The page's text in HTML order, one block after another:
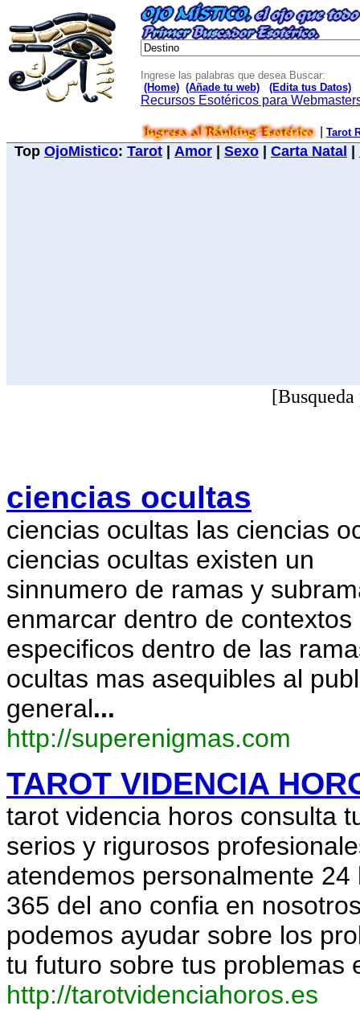
Ingrese las palabras que desea Buscar:
(Home) (Añade tu web) (Edita tus Datos)
Recursos Esotéricos para
Tarot
Top OjoMistico: Tarot Amor Sexo Carta Natal
[Busqueda
ciencias ocultas
ciencias ocultas las ciencias
ciencias ocultas existen un
sinnumero de ramas y
enmarcar dentro de contextos
especificos dentro de las
ocultas mas asequibles al
general...
http://superenigmas.com
TAROT VIDENCIA
tarot videncia horos consulta
serios y rigurosos
atendemos personalmente
365 del ano confia en
podemos ayudar sobre los
tu futuro sobre tus problemas
http://tarotvidenciahoros.es